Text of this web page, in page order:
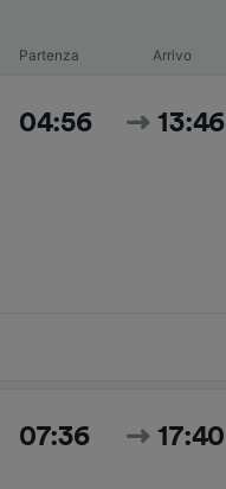
Partenza Arrivo
04:56 13:46
07:36 17:40